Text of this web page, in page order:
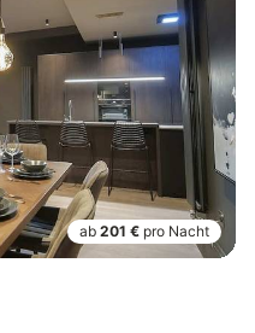
ab 201 € pro Nacht